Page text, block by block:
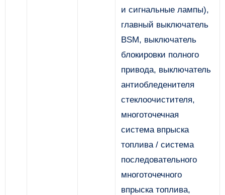
и сигнальные лампы),
главный выключатель
BSM, выключатель
блокировки полного
привода, выключатель
антиобледенителя
стеклоочистителя,
многоточечная
система впрыска
топлива / система
последовательного
многоточечного
впрыска топлива,